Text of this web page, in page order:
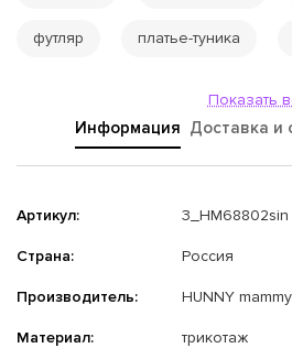
футляр платье-туника
Показать
Информация Доставка и
Артикул: 3_НМ68802sin
Страна: Россия
Производитель: HUNNY mammy
Материал: трикотаж